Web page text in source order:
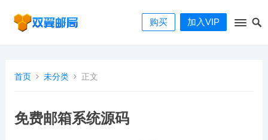
购买 加入VIP
首页 未分类 正文
免费邮箱系统源码